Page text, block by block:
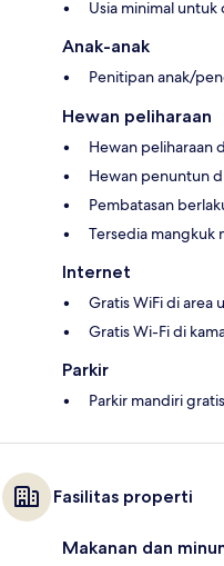
Usia minimal untuk
Anak-anak
Penitipan anak/
Hewan peliharaan
Hewan peliharaan
Hewan penuntun
Pembatasan
Tersedia mangkuk
Internet
Gratis WiFi di area
Gratis Wi-Fi di
Parkir
Parkir mandiri
Fasilitas properti
Makanan dan